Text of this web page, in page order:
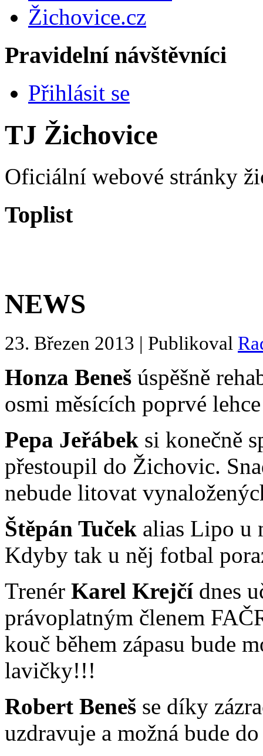
Žichovice.cz
Pravidelní návštěvníci
Přihlásit se
TJ Žichovice
Oficiální webové stránky
Toplist
NEWS
23. Březen 2013 | Publikoval
Honza Beneš úspěšně
osmi měsících poprvé
Pepa Jeřábek si konečně
přestoupil do Žichovic.
nebude litovat
Štěpán Tuček alias Lipo u
Kdyby tak u něj fotbal
Trenér Karel Krejčídnes
právoplatným členem
kouč během zápasu bude
lavičky!!!
Robert Beneš se díky
uzdravuje a možná bude